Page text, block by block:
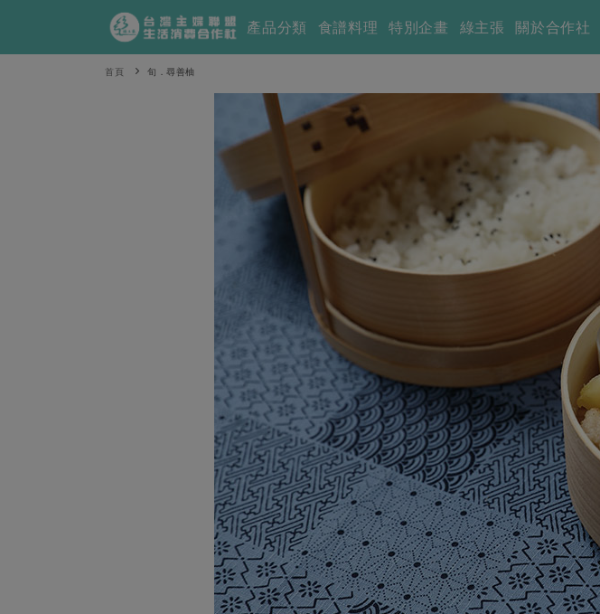
產品分類 食譜料理 特別企畫 綠主張 關於合作社
首頁 旬．尋善柚